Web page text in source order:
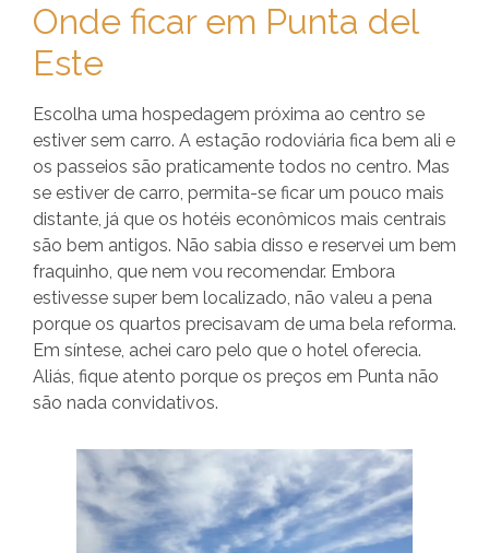
Onde ficar em Punta del
Este
Escolha uma hospedagem próxima ao centro se
estiver sem carro. A estação rodoviária fica bem ali e
os passeios são praticamente todos no centro. Mas
se estiver de carro, permita-se ficar um pouco mais
distante, já que os hotéis econômicos mais centrais
são bem antigos. Não sabia disso e reservei um bem
fraquinho, que nem vou recomendar. Embora
estivesse super bem localizado, não valeu a pena
porque os quartos precisavam de uma bela reforma.
Em síntese, achei caro pelo que o hotel oferecia.
Aliás, fique atento porque os preços em Punta não
são nada convidativos.